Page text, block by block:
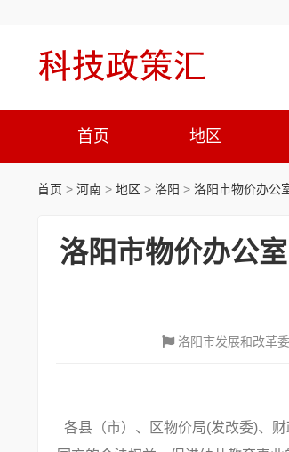
首页 地区
首页 > 河南 > 地区 > 洛阳 > 洛阳市物价办公
洛阳市物价办公
洛阳市发展和改革
各县（市）、区物价局(发改委)、